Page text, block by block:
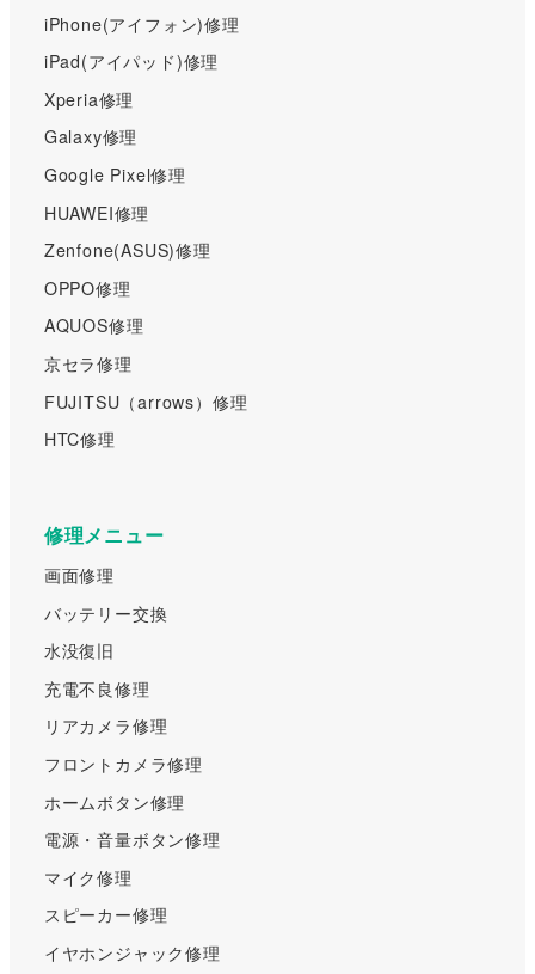
iPhone(アイフォン)修理
iPad(アイパッド)修理
Xperia修理
Galaxy修理
Google Pixel修理
HUAWEI修理
Zenfone(ASUS)修理
OPPO修理
AQUOS修理
京セラ修理
FUJITSU（arrows）修理
HTC修理
修理メニュー
画面修理
バッテリー交換
水没復旧
充電不良修理
リアカメラ修理
フロントカメラ修理
ホームボタン修理
電源・音量ボタン修理
マイク修理
スピーカー修理
イヤホンジャック修理